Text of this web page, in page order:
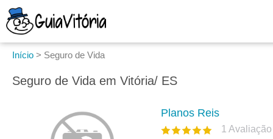
Início > Seguro de Vida
Seguro de Vida em Vitória/ ES
Planos Reis
1 Avaliação